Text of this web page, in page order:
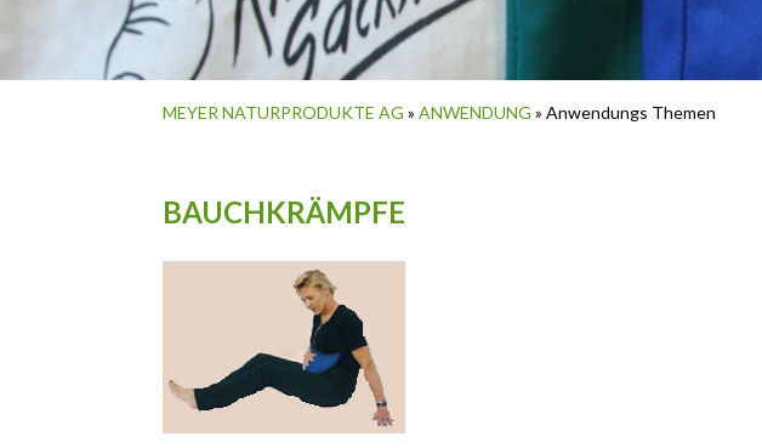
MEYER NATURPRODUKTE AG »ANWENDUNG »Anwendungs Themen
BAUCHKRÄMPFE